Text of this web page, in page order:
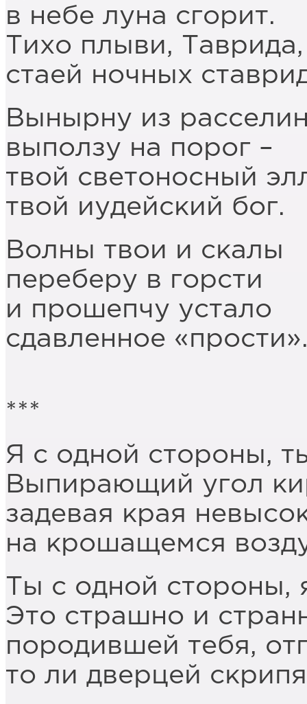
в небе луна сгорит.
Тихо плыви, Таврида,
стаей ночных
Вынырну из
выползу на порог –
твой светоносный
твой иудейский бог.
Волны твои и скалы
переберу в горсти
и прошепчу устало
сдавленное
***
Я с одной стороны,
Выпирающий угол
задевая края
на крошащемся
Ты с одной стороны,
Это страшно и
породившей тебя,
то ли дверцей